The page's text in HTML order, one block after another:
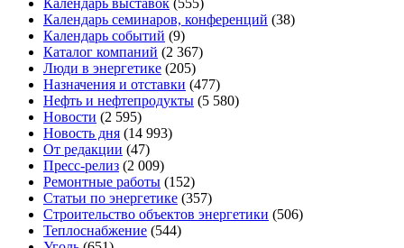
Календарь семинаров, конференций (38)
Календарь событий (9)
Каталог компаний (2 367)
Люди в энергетике (205)
Назначения и отставки (477)
Нефть и нефтепродукты (5 580)
Новости (2 595)
Новость дня (14 993)
От редакции (47)
Пресс-релиз (2 009)
Ремонтные работы (152)
Статьи по энергетике (357)
Строительство объектов энергетики (506)
Теплоснабжение (544)